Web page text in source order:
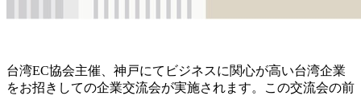
台湾EC協会主催、神戸にてビジネスに関心が高い台湾企業
をお招きしての企業交流会が実施されます。この交流会の前